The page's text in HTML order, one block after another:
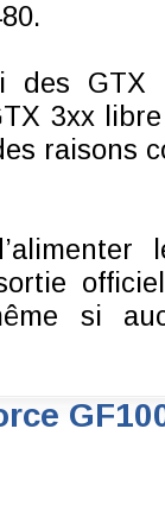
des GTX
3xx
raisons
si